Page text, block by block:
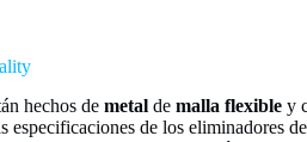
hechos de metal de malla flexible y
especificaciones de los eliminadores